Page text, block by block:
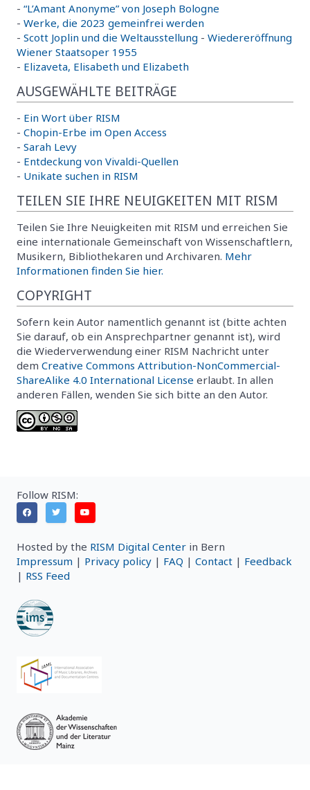
- “L’Amant Anonyme” von Joseph Bologne
- Werke, die 2023 gemeinfrei werden
- Scott Joplin und die Weltausstellung - Wiedereröffnung
Wiener Staatsoper 1955
- Elizaveta, Elisabeth und Elizabeth
AUSGEWÄHLTE BEITRÄGE
- Ein Wort über RISM
- Chopin-Erbe im Open Access
- Sarah Levy
- Entdeckung von Vivaldi-Quellen
- Unikate suchen in RISM
TEILEN SIE IHRE NEUIGKEITEN MIT RISM
Teilen Sie Ihre Neuigkeiten mit RISM und erreichen Sie
eine internationale Gemeinschaft von Wissenschaftlern,
Musikern, Bibliothekaren und Archivaren. Mehr
Informationen finden Sie hier.
COPYRIGHT
Sofern kein Autor namentlich genannt ist (bitte achten
Sie darauf, ob ein Ansprechpartner genannt ist), wird
die Wiederverwendung einer RISM Nachricht unter
dem Creative Commons Attribution-NonCommercial-
ShareAlike 4.0 International License erlaubt. In allen
anderen Fällen, wenden Sie sich bitte an den Autor.
Follow RISM:
Hosted by the RISM Digital Center in Bern
Impressum | Privacy policy | FAQ | Contact | Feedback
| RSS Feed